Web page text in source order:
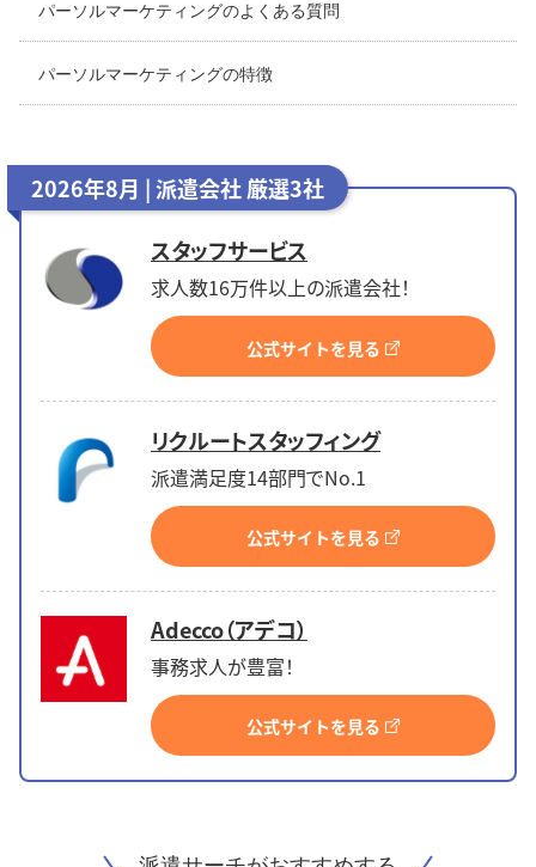
パーソルマーケティングのよくある質問
パーソルマーケティングの特徴
2026年8月 | 派遣会社 厳選3社
スタッフサービス
求人数16万件以上の派遣会社！
公式サイトを見る
リクルートスタッフィング
派遣満足度14部門でNo.1
公式サイトを見る
Adecco（アデコ）
事務求人が豊富！
公式サイトを見る